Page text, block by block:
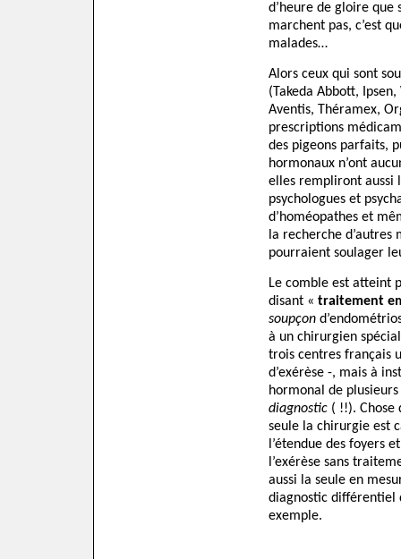
d’heure de gloire que
marchent pas, c’est
malades…
Alors ceux qui sont
(Takeda Abbott,
Aventis, Théramex,
prescriptions
des pigeons parfaits,
hormonaux n’ont
elles rempliront aussi
psychologues et
d’homéopathes et
la recherche
pourraient soulager
Le comble est atteint
disant « traitement
soupçon
à un chirurgien
trois centres français
d’exérèse -, mais à
hormonal de
diagnostic( !!). Chose
seule la chirurgie est
l’étendue des foyers
l’exérèse sans
aussi la seule en
diagnostic différentiel
exemple.